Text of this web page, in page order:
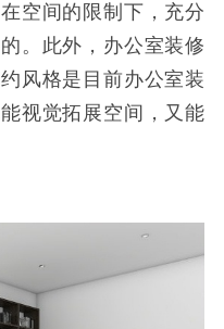
空间的限制下，充分
。此外，办公室装修
风格是目前办公室装
视觉拓展空间，又能